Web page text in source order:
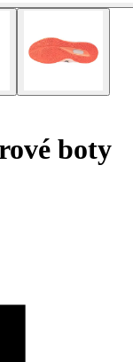
boty